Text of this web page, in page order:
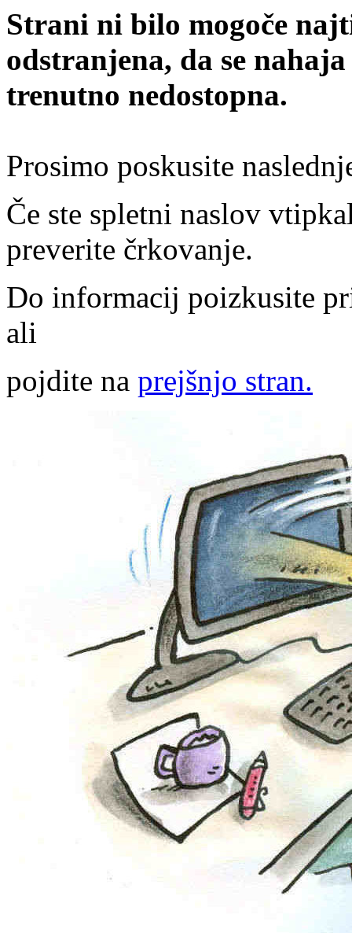
Strani ni bilo mogoče
odstranjena, da se
trenutno nedostopna.
Prosimo poskusite
Če ste spletni naslov
preverite črkovanje.
Do informacij poizkusite
ali
pojdite na prejšnjo stran.